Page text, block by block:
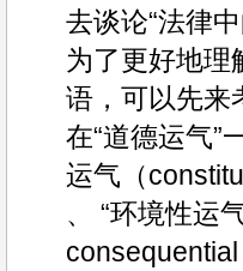
去谈论“法律
为了更好地理
语，可以先来
在“道德运气”
运气（
、 “环境性运
consequential